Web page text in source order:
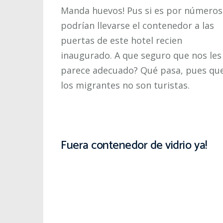
Manda huevos! Pus si es por números
podrían llevarse el contenedor a las
puertas de este hotel recien
inaugurado. A que seguro que nos les
parece adecuado? Qué pasa, pues
los migrantes no son turistas.
Fuera contenedor de vidrio ya!